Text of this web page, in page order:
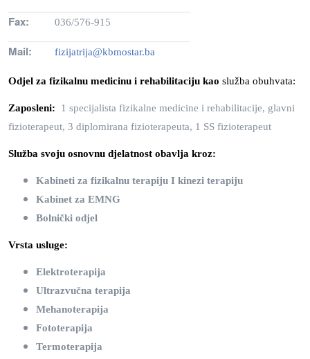
Fax: 036/576-915
Mail: fizijatrija@kbmostar.ba
Odjel za fizikalnu medicinu i rehabilitaciju kao služba obuhvata:
Zaposleni: 1 specijalista fizikalne medicine i rehabilitacije, glavni
fizioterapeut, 3 diplomirana fizioterapeuta, 1 SS fizioterapeut
Služba svoju osnovnu djelatnost obavlja kroz:
Kabineti za fizikalnu terapiju I kinezi terapiju
Kabinet za EMNG
Bolnički odjel
Vrsta usluge:
Elektroterapija
Ultrazvučna terapija
Mehanoterapija
Fototerapija
Termoterapija